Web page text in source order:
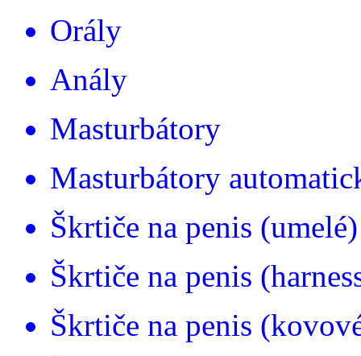
Orály
Anály
Masturbátory
Masturbátory
Škrtiče na penis (umelé)
Škrtiče na penis
Škrtiče na penis